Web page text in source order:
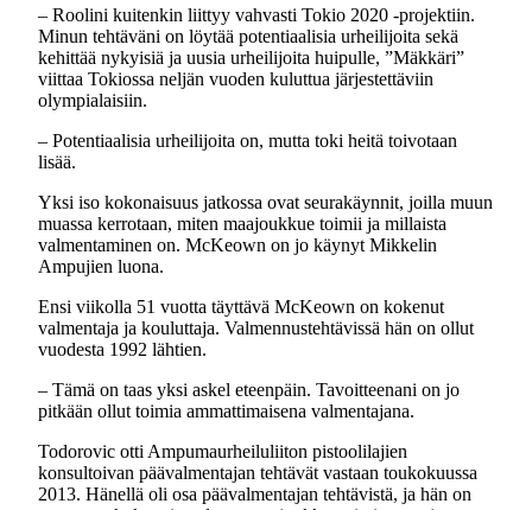
– Roolini kuitenkin liittyy vahvasti Tokio 2020 -projektiin.
Minun tehtäväni on löytää potentiaalisia urheilijoita sekä
kehittää nykyisiä ja uusia urheilijoita huipulle, ”Mäkkäri”
viittaa Tokiossa neljän vuoden kuluttua järjestettäviin
olympialaisiin.
– Potentiaalisia urheilijoita on, mutta toki heitä toivotaan
lisää.
Yksi iso kokonaisuus jatkossa ovat seurakäynnit, joilla muun
muassa kerrotaan, miten maajoukkue toimii ja millaista
valmentaminen on. McKeown on jo käynyt Mikkelin
Ampujien luona.
Ensi viikolla 51 vuotta täyttävä McKeown on kokenut
valmentaja ja kouluttaja. Valmennustehtävissä hän on ollut
vuodesta 1992 lähtien.
– Tämä on taas yksi askel eteenpäin. Tavoitteenani on jo
pitkään ollut toimia ammattimaisena valmentajana.
Todorovic otti Ampumaurheiluliiton pistoolilajien
konsultoivan päävalmentajan tehtävät vastaan toukokuussa
2013. Hänellä oli osa päävalmentajan tehtävistä, ja hän on